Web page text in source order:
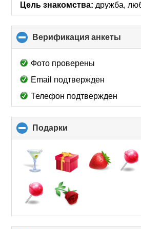
Цель знакомства: дружба,
Верификация анкеты
to
Фото проверены
Email подтвержден
Телефон подтвержден
Подарки
to
contents